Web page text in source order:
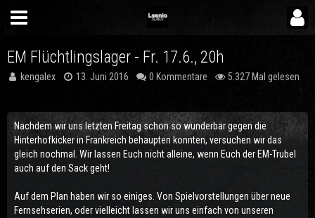
EM Flüchtlingslager - Fr. 17.6., 20h
kengalex 13. Juni 2016 0 Kommentare 5.327 Mal gelesen
Nachdem wir uns letzten Freitag schon so wunderbar gegen die
Hinterhofkicker in Frankreich behaupten konnten, versuchen wir das
gleich nochmal. Wir lassen Euch nicht alleine, wenn Euch der EM-Trubel
auch auf den Sack geht!
Auf dem Plan haben wir so einiges. Von Spielvorstellungen über neue
Fernsehserien, oder vielleicht lassen wir uns einfach von unseren